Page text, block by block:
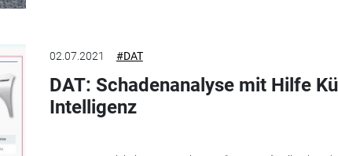
02.07.2021 #DAT
DAT: Schadenanalyse mit Hilfe
Intelligenz